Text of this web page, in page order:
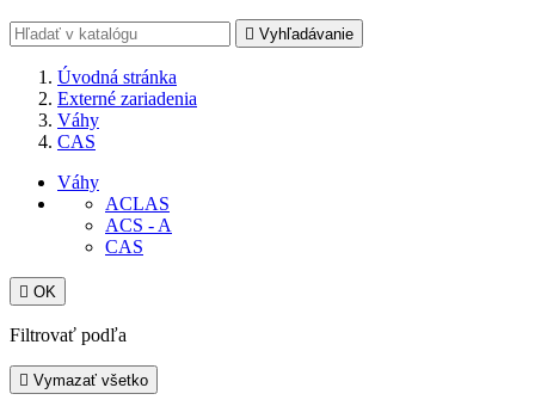
 Vyhľadávanie
Úvodná stránka
Externé zariadenia
Váhy
CAS
Váhy
ACLAS
ACS - A
CAS
 OK
Filtrovať podľa
 Vymazať všetko